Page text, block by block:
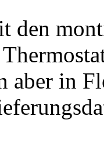
den
aber in